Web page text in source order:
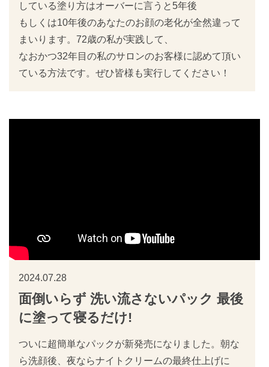
している塗り方はオーバーに言うと5年後
もしくは10年後のあなたのお顔の老化が全然違って
まいります。72歳の私が実践して、
なおかつ32年目の私のサロンのお客様に認めて頂い
ている方法です。ぜひ皆様も実行してください！
2024.07.28
面倒いらず 洗い流さないパック 最後
に塗って寝るだけ!
ついに超簡単なパックが新発売になりました。朝な
ら洗顔後、夜ならナイトクリームの最終仕上げに